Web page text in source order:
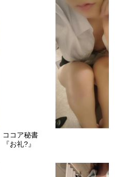
ココア秘書
『お礼?』